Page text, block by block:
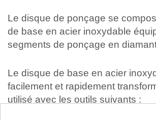
Le disque de ponçage se
de base en acier inoxydable
segments de ponçage en
Le disque de base en acier
facilement et rapidement
utilisé avec les outils suivants :